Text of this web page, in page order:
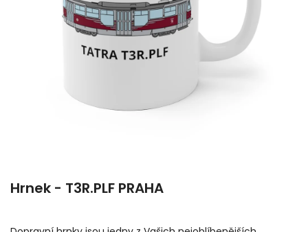
Hrnek - T3R.PLF PRAHA